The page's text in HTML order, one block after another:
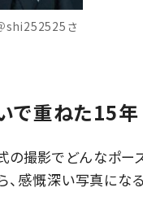
shi252525さ
で重ねた15年
撮影でどんなポー
、感慨深い写真にな